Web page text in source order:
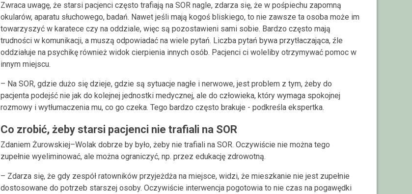
Zwraca uwagę, że starsi pacjenci często trafiają na SOR nagle, zdarza się, że w pośpiechu zapomną
okularów, aparatu słuchowego, badań. Nawet jeśli mają kogoś bliskiego, to nie zawsze ta osoba może im
towarzyszyć w karatece czy na oddziale, więc są pozostawieni sami sobie. Bardzo często mają
trudności w komunikacji, a muszą odpowiadać na wiele pytań. Liczba pytań bywa przytłaczająca, źle
oddziałuje na psychikę również widok cierpienia innych osób. Pacjenci ci woleliby otrzymywać pomoc w
innym miejscu.
– Na SOR, gdzie dużo się dzieje, gdzie są sytuacje nagłe i nerwowe, jest problem z tym, żeby do
pacjenta podejść nie jak do kolejnej jednostki medycznej, ale do człowieka, który wymaga spokojnej
rozmowy i wytłumaczenia mu, co go czeka. Tego bardzo często brakuje - podkreśla ekspertka.
Co zrobić, żeby starsi pacjenci nie trafiali na SOR
Zdaniem Żurowskiej–Wolak dobrze by było, żeby nie trafiali na SOR. Oczywiście nie można tego
zupełnie wyeliminować, ale można ograniczyć, np. przez edukację zdrowotną.
– Zdarza się, że gdy zespół ratowników przyjeżdża na miejsce, widzi, że mieszkanie nie jest zupełnie
dostosowane do potrzeb starszej osoby. Oczywiście interwencja pogotowia to nie czas na pogawędki